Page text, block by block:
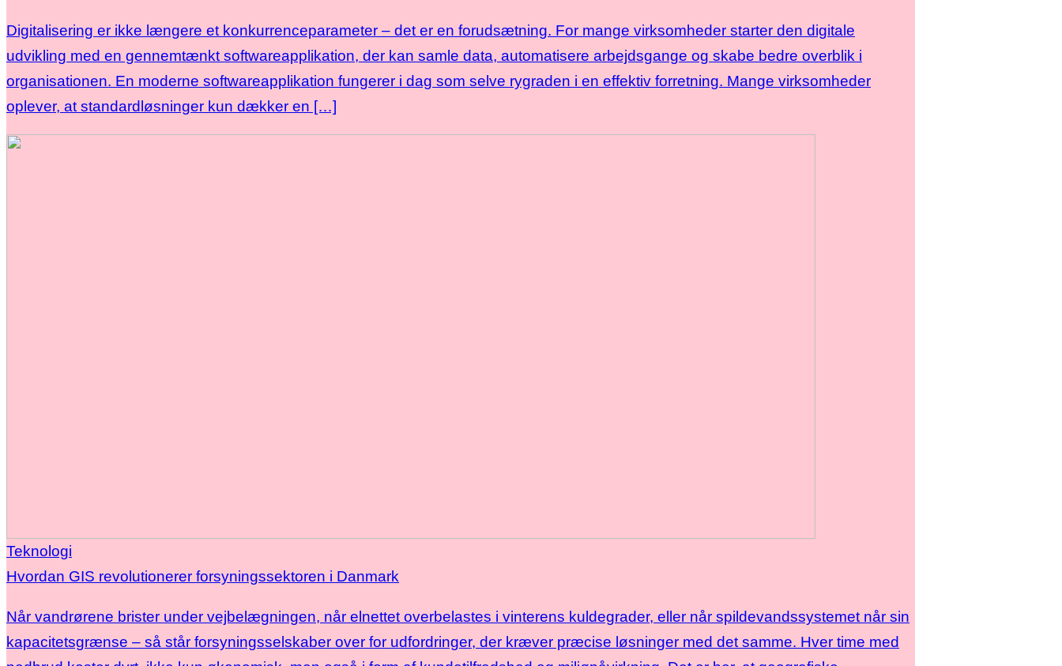
Digitalisering er ikke længere et konkurrenceparameter – det er en forudsætning. For mange virksomheder starter den digitale
udvikling med en gennemtænkt softwareapplikation, der kan samle data, automatisere arbejdsgange og skabe bedre overblik i
organisationen. En moderne softwareapplikation fungerer i dag som selve rygraden i en effektiv forretning. Mange virksomheder
oplever, at standardløsninger kun dækker en […]
Teknologi
Hvordan GIS revolutionerer forsyningssektoren i Danmark
Når vandrørene brister under vejbelægningen, når elnettet overbelastes i vinterens kuldegrader, eller når spildevandssystemet når sin
kapacitetsgrænse – så står forsyningsselskaber over for udfordringer, der kræver præcise løsninger med det samme. Hver time med